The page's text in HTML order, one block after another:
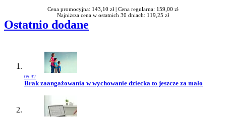
Cena promocyjna: 143,10 zł | Cena regularna: 159,00 zł
Najniższa cena w ostatnich 30 dniach: 119,25 zł
Ostatnio dodane
05:32
Przejdź do artykułu:
Brak zaangażowania w wychowanie dziecka to jeszcze za mało